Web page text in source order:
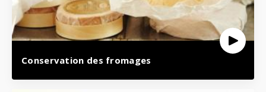
Conservation des fromages